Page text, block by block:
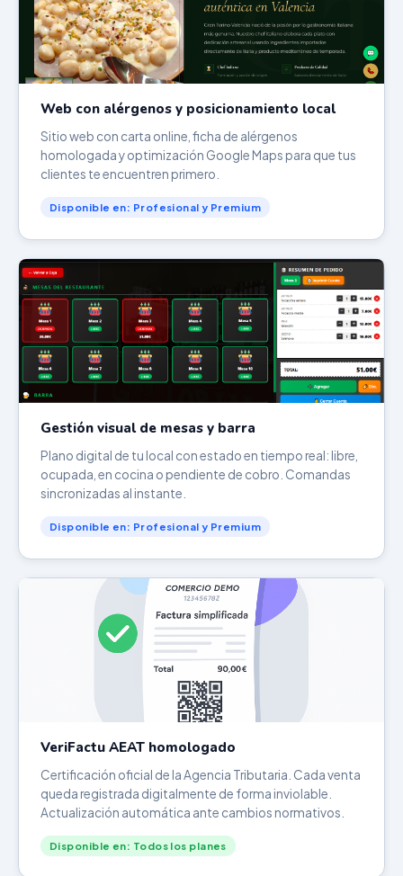
Web con alérgenos y posicionamiento local
Sitio web con carta online, ficha de alérgenos
homologada y optimización Google Maps para que tus
clientes te encuentren primero.
Disponible en: Profesional y Premium
Gestión visual de mesas y barra
Plano digital de tu local con estado en tiempo real: libre,
ocupada, en cocina o pendiente de cobro. Comandas
sincronizadas al instante.
Disponible en: Profesional y Premium
VeriFactu AEAT homologado
Certificación oficial de la Agencia Tributaria. Cada venta
queda registrada digitalmente de forma inviolable.
Actualización automática ante cambios normativos.
Disponible en: Todos los planes